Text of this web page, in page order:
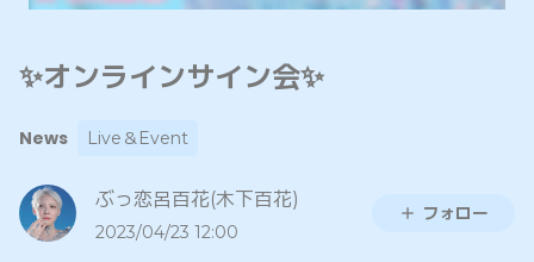
✨オンラインサイン会✨
News Live＆Event
ぶっ恋呂百花(木下百花)
2023/04/23 12:00
フォロー